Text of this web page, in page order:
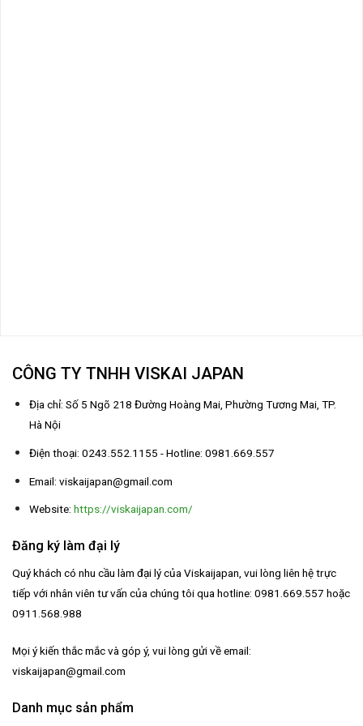
CÔNG TY TNHH VISKAI JAPAN
Địa chỉ: Số 5 Ngõ 218 Đường Hoàng Mai, Phường Tương Mai, TP.
Hà Nội
Điện thoại: 0243.552.1155 - Hotline: 0981.669.557
Email: viskaijapan@gmail.com
Website: https://viskaijapan.com/
Đăng ký làm đại lý
Quý khách có nhu cầu làm đại lý của Viskaijapan, vui lòng liên hệ trực
tiếp với nhân viên tư vấn của chúng tôi qua hotline: 0981.669.557 hoặc
0911.568.988
Mọi ý kiến thắc mắc và góp ý, vui lòng gửi về email:
viskaijapan@gmail.com
Danh mục sản phẩm